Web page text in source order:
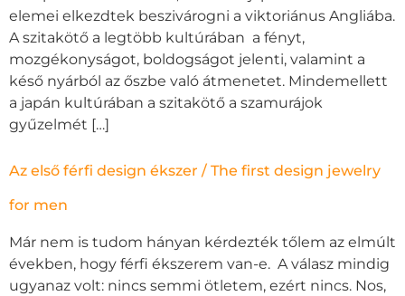
elemei elkezdtek beszivárogni a viktoriánus Angliába.
A szitakötő a legtöbb kultúrában a fényt,
mozgékonyságot, boldogságot jelenti, valamint a
késő nyárból az őszbe való átmenetet. Mindemellett
a japán kultúrában a szitakötő a szamurájok
gyűzelmét […]
Az első férfi design ékszer / The first design jewelry
for men
Már nem is tudom hányan kérdezték tőlem az elmúlt
években, hogy férfi ékszerem van-e. A válasz mindig
ugyanaz volt: nincs semmi ötletem, ezért nincs. Nos,